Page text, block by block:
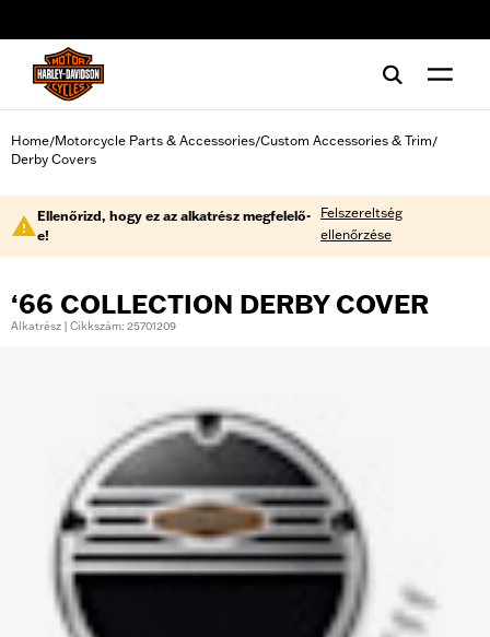
Home/Motorcycle Parts & Accessories/Custom Accessories & Trim/
Derby Covers
Ellenőrizd, hogy ez az alkatrész megfelelő-
e!
Felszereltség
ellenőrzése
‘66 COLLECTION DERBY COVER
Alkatrész | Cikkszám: 25701209